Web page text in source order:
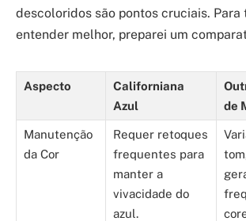
descoloridos são pontos cruciais. Para
entender melhor, preparei um
Aspecto
Californiana
Azul
de
Manutenção
da Cor
Requer retoques
frequentes para
manter a
vivacidade do
azul.